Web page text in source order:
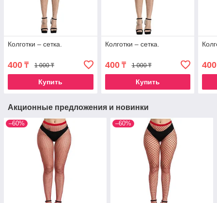
Колготки – сетка.
400 ₸ 1 000 ₸
Купить
Колготки – сетка.
400₸ 1 000 ₸
Купить
400
Акционные предложения и новинки
–60% –60%